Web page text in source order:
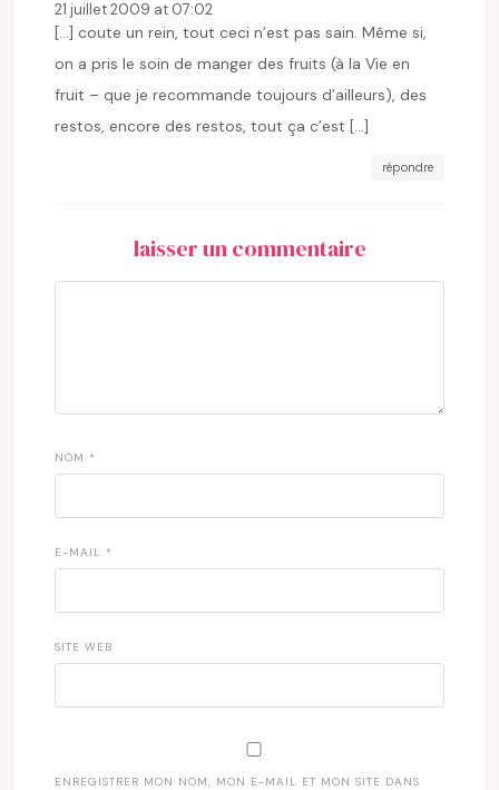
21 juillet 2009 at 07:02
[…] coute un rein, tout ceci n’est pas sain. Même si,
on a pris le soin de manger des fruits (à la Vie en
fruit – que je recommande toujours d’ailleurs), des
restos, encore des restos, tout ça c’est […]
répondre
laisser un commentaire
NOM *
E-MAIL *
SITE WEB
ENREGISTRER MON NOM, MON E-MAIL ET MON SITE DANS